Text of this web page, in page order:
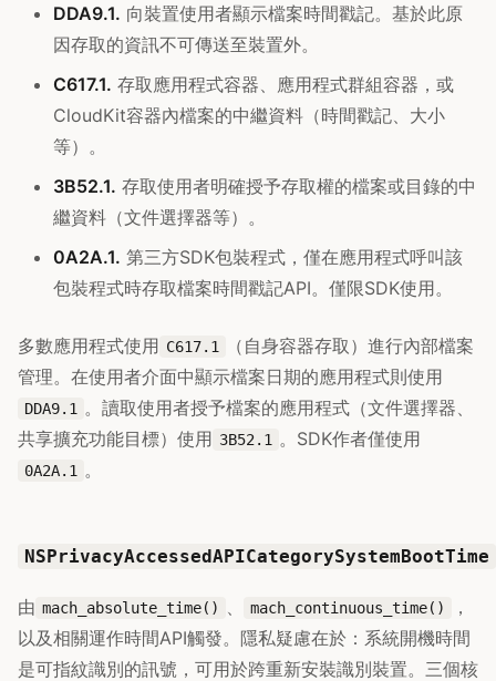
DDA9.1. 向裝置使用者顯示檔案時間戳記。基於此原
因存取的資訊不可傳送至裝置外。
C617.1. 存取應用程式容器、應用程式群組容器，或
CloudKit容器內檔案的中繼資料（時間戳記、大小
等）。
3B52.1. 存取使用者明確授予存取權的檔案或目錄的中
繼資料（文件選擇器等）。
0A2A.1. 第三方SDK包裝程式，僅在應用程式呼叫該
包裝程式時存取檔案時間戳記API。僅限SDK使用。
多數應用程式使用 C617.1
（自身容器存取）進行內部檔案
管理。在使用者介面中顯示檔案日期的應用程式則使用
DDA9.1
。讀取使用者授予檔案的應用程式（文件選擇器、
共享擴充功能目標）使用 3B52.1 。SDK作者僅使用
0A2A.1 。
NSPrivacyAccessedAPICategorySystemBootTime
由 mach_absolute_time() mach_continuous_time()
，
以及相關運作時間API觸發。隱私疑慮在於：系統開機時間
是可指紋識別的訊號，可用於跨重新安裝識別裝置。三個核